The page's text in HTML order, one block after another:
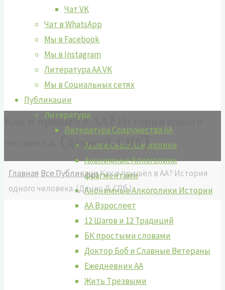
Чат VK
Чат в WhatsApp
Мы в Facebook
Мы в Instagram
Литература АА VK
Мы в Социальных сетях
Публикации
Литература
Литература Содружества АА
Анонимные Алкоголики
Анонимные Алкоголики
фрагментами
Анонимные Алкоголики Истории
АА Взрослеет
12 Шагов и 12 Традиций
БК простыми словами
Доктор Боб и Славные Ветераны
Ежедневник АА
Жить Tрезвыми
Как я пришёл в АА? История одного
человека. (Денис Л. СПб )
Главная Все ПубликациКак я пришёл в АА? История
одного человека. (Денис Л. СПб )